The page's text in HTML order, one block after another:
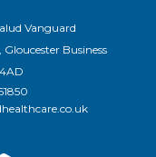
Vanguard
Business